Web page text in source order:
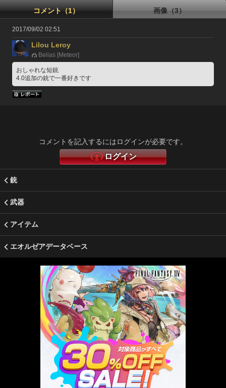
コメント（1） 画像（3）
2017/09/02 02:51
Lilou Leroy
Belias [Meteor]
おしゃれな短銃
4.0追加の銃で一番好きです
コメントを記入するにはログインが必要です。
ログイン
銃
武器
アイテム
エオルゼアデータベース